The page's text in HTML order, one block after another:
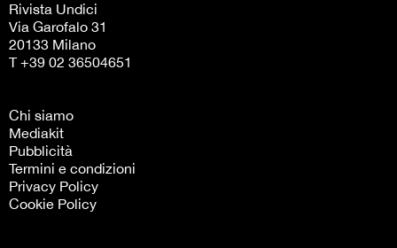
Rivista Undici
Via Garofalo 31
20133 Milano
T +39 02 36504651
Chi siamo
Mediakit
Pubblicità
Termini e condizioni
Privacy Policy
Cookie Policy